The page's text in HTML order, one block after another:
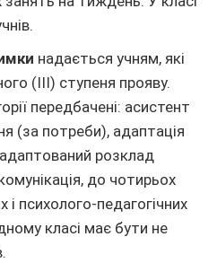
надається учням, які
(ІІІ) ступеня прояву.
передбачені: асистент
(за потреби), адаптація
розклад
до чотирьох
психолого-педагогічних
класі має бути не